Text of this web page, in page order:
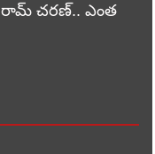
రామ్ చరణ్.. ఎంత